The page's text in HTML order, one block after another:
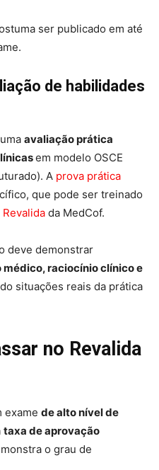
ser publicado em até
de habilidades
avaliação prática
em modelo OSCE
A prova prática
que pode ser treinado
Revalida da MedCof.
deve demonstrar
raciocínio clínico e
situações reais da prática
no Revalida
exame de alto nível de
taxa de aprovação
o grau de